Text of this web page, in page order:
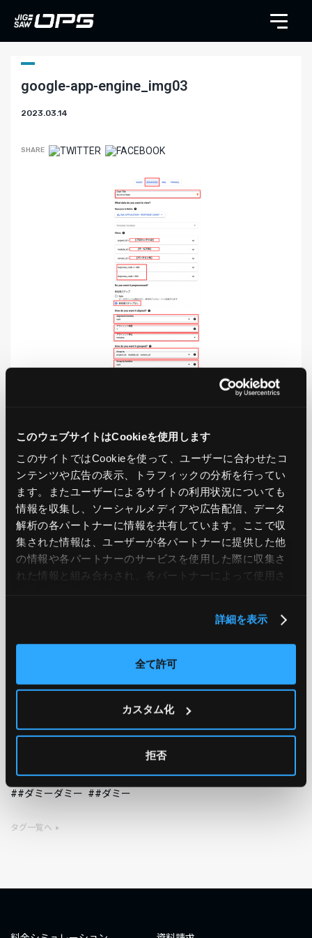
このウェブサイトはCookieを使用します
このサイトではCookieを使って、ユーザーに合わせたコ
ンテンツや広告の表示、トラフィックの分析を行ってい
ます。またユーザーによるサイトの利用状況についても
情報を収集し、ソーシャルメディアや広告配信、データ
解析の各パートナーに情報を共有しています。ここで収
集された情報は、ユーザーが各パートナーに提供した他
の情報や各パートナーのサービスを使用した際に収集さ
れた情報と組み合わされ、各パートナーによって使用さ
詳細を表示
全て許可
カスタム化
拒否
google-app-engine_img03
2023.03.14
SHARE
LIKE TWEET
PREV NEXT
BACK TO LIST
OPTION
#AWS re:Invent 2019
#○○してみた
#自動化 #エンジニア
#エンジニア
#ダミーダミー
#ダミー
タグ一覧へ